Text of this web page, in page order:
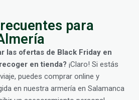
para
las ofertas de Black Friday en
en tienda? ¡Claro! Si estás
puedes comprar online y
en nuestra armería en Salamanca